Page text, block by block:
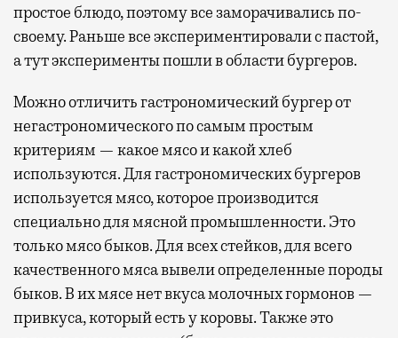
простое блюдо, поэтому все заморачивались по-
своему. Раньше все экспериментировали с пастой,
а тут эксперименты пошли в области бургеров.
Можно отличить гастрономический бургер от
негастрономического по самым простым
критериям — какое мясо и какой хлеб
используются. Для гастрономических бургеров
используется мясо, которое производится
специально для мясной промышленности. Это
только мясо быков. Для всех стейков, для всего
качественного мяса вывели определенные породы
быков. В их мясе нет вкуса молочных гормонов —
привкуса, который есть у коровы. Также это